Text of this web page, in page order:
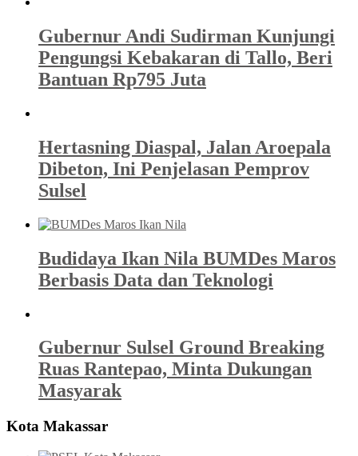
Gubernur Andi Sudirman Kunjungi
Pengungsi Kebakaran di Tallo, Beri
Bantuan Rp795 Juta
Hertasning Diaspal, Jalan Aroepala
Dibeton, Ini Penjelasan Pemprov
Sulsel
Budidaya Ikan Nila BUMDes Maros
Berbasis Data dan Teknologi
Gubernur Sulsel Ground Breaking
Ruas Rantepao, Minta Dukungan
Masyarak
Kota Makassar